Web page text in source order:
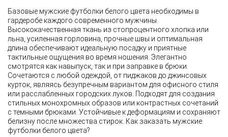
Базовые мужские футболки белого цвета необходимы в
гардеробе каждого современного мужчины.
Высококачественная ткань из стопроцентного хлопка или
льна, усиленная горловина, прочные швы и оптимальная
длина обеспечивают идеальную посадку и приятные
тактильные ощущения во время ношения. Элегантно
смотрятся как навыпуск, так и при заправке в брюки.
Сочетаются с любой одеждой, от пиджаков до джинсовых
курток, являясь безупречным вариантом для офисного стиля
или расслабленных городских луков. Подходят для создания
стильных монохромных образов или контрастных сочетаний
с темными брюками. Устойчивые к деформациям и сохраняют
белизну после множества стирок. Как заказать мужские
футболки белого цвета?